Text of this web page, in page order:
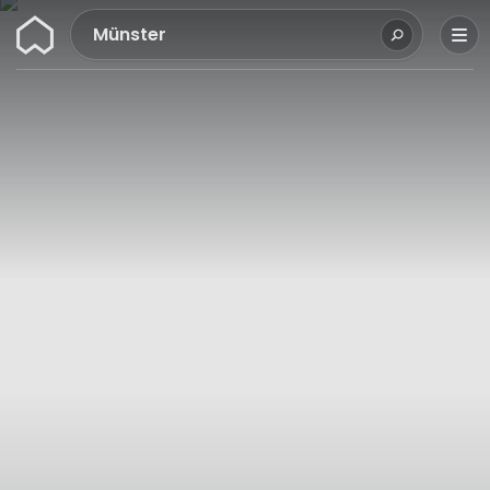
WunderflatsMünster